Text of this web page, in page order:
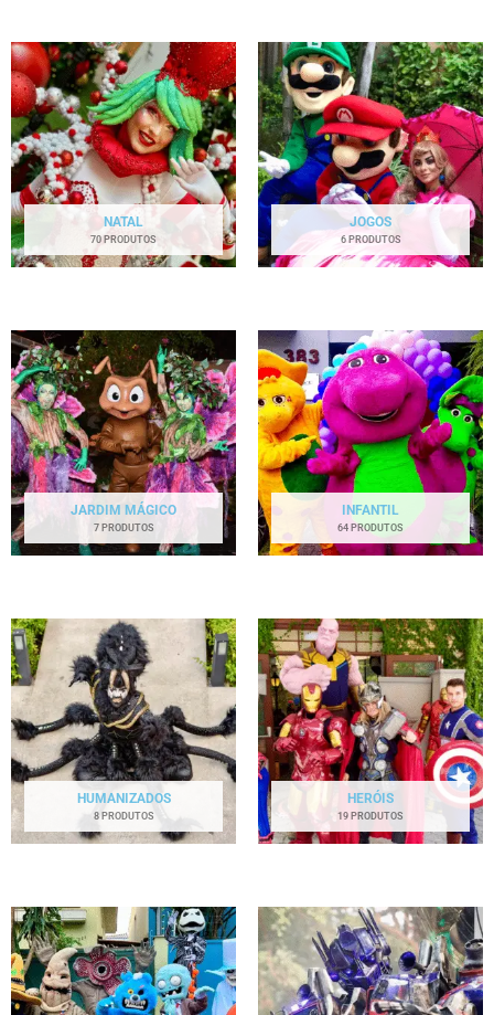
NATAL
70 PRODUTOS
JOGOS
6 PRODUTOS
JARDIM MÁGICO
7 PRODUTOS
INFANTIL
64 PRODUTOS
HUMANIZADOS
8 PRODUTOS
HERÓIS
19 PRODUTOS